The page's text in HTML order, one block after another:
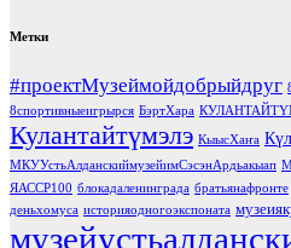
Метки
#проектМузеймойдобрыйдруг
8спортивныеигрырся БэртХара
Кулантайтүмэлэ КыысХаҥа
МКУУстьАлданскиймузейимСэсэнАрдьакыап
ЯАССР100 блокадаленинграда братьянафронте
деньхомуса историяодногоэкспоната